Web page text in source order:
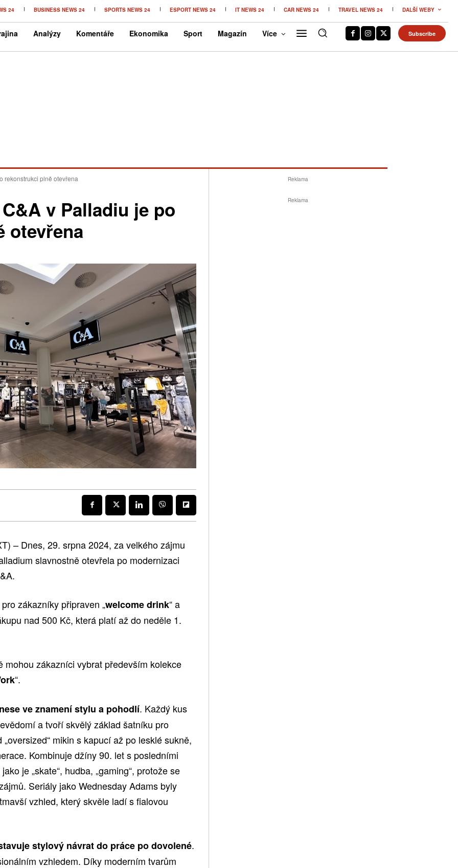
24 BUSINESS NEWS 24 SPORTS NEWS 24 ESPORT NEWS 24 IT NEWS 24 CAR NEWS 24 TRAVEL NEWS 24 DALŠÍ WEBY
Analýzy Komentáře Ekonomika Sport Magazín Více Subscribe
rekonstrukci plně otevřena
v Palladiu je po
otevřena
– Dnes, 29. srpna 2024, za velkého zájmu
slavnostně otevřela po modernizaci
zákazníky připraven „welcome drink“ a
nad 500 Kč, která platí až do neděle 1.
mohou zákazníci vybrat především kolekce
“.
ve znamení stylu a pohodlí. Každý kus
a tvoří skvělý základ šatníku pro
mikin s kapucí až po lesklé sukně,
Kombinuje džíny 90. let s posledními
je „skate“, hudba, „gaming“, protože se
Seriály jako Wednesday Adams byly
vzhled, který skvěle ladí s fialovou
stylový návrat do práce po dovolené.
vzhledem. Díky moderním tvarům
Reklama
Reklama